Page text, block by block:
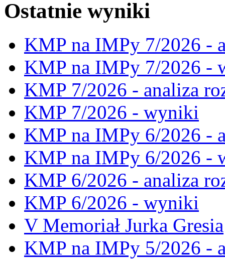
Ostatnie wyniki
KMP na IMPy 7/2026 -
KMP na IMPy 7/2026 -
KMP 7/2026 - analiza
KMP 7/2026 - wyniki
KMP na IMPy 6/2026 -
KMP na IMPy 6/2026 -
KMP 6/2026 - analiza
KMP 6/2026 - wyniki
V Memoriał Jurka Gresia
KMP na IMPy 5/2026 -